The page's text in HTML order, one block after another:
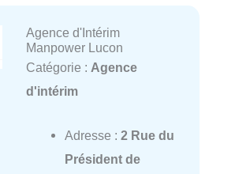
Agence d'Intérim
Manpower Lucon
Catégorie : Agence
d'intérim
Adresse : 2 Rue du
Président de